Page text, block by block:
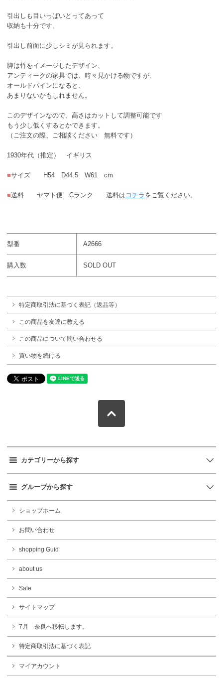
引出しも目いっぱいとってあって
収納も十分です。
引出し前面に少しシミが見られます。
脚は竹をイメージしたデザイン、
アンティークの家具では、時々見かける物ですが、
オールドパインになると、
あまりないかもしれません。
このデザインなので、高さはカットして調整可能です
もう少し低くするとかできます。
（ご注文の際、ご相談ください 無料です）
1930年代（推定） イギリス
■サイズ H54 D44.5 W61 cm
■送料 ヤマト便 Cランク 送料は コチラ をご覧ください。
型番 A2666
購入数 SOLD OUT
特定商取引法に基づく表記（返品等）
この商品を友達に教える
この商品について問い合わせる
買い物を続ける
カテゴリーから探す
グループから探す
ショップホーム
お問い合わせ
shopping Guid
about us
Sale
サイトマップ
7月 奈良へ移転します。
特定商取引法に基づく表記
マイアカウント